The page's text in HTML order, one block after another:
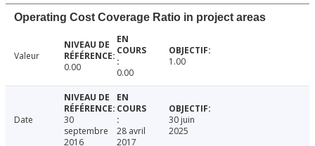
Operating Cost Coverage Ratio in project areas
Valeur
0.00
0.00
1.00
Date
30
septembre
2016
28 avril
2017
30 juin
2025